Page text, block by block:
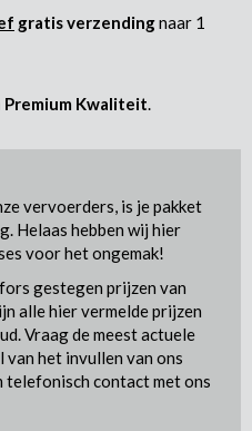
gratis verzendingnaar 1
Kwaliteit.
vervoerders, is je pakket
Helaas hebben wij hier
voor het ongemak!
gestegen prijzen van
alle hier vermelde prijzen
Vraag de meest actuele
het invullen van ons
telefonisch contact met ons